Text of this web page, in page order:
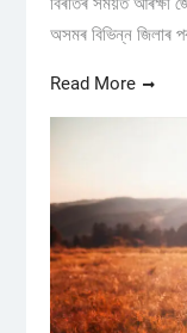
অসমৰ বিভিন্ন জিলাৰ
Read More